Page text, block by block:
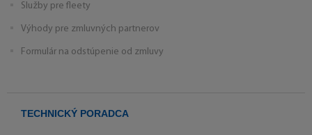
Služby pre fleety
Výhody pre zmluvných partnerov
Formulár na odstúpenie od zmluvy
TECHNICKÝ PORADCA